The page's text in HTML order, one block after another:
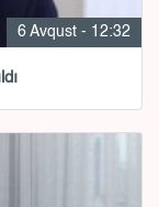
6 Avqust - 12:32